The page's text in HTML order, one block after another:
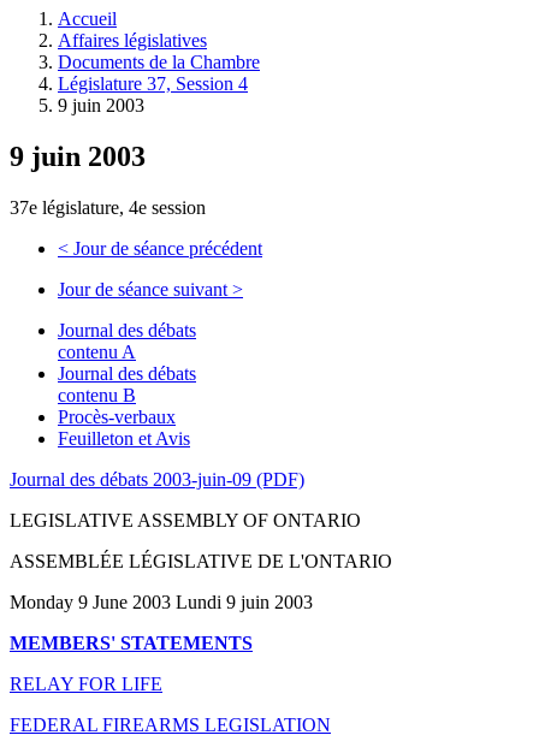
législative.
Accueil
Affaires législatives
Documents de la Chambre
Législature 37, Session 4
9 juin 2003
9 juin 2003
37e législature, 4e session
< Jour de séance précédent
Jour de séance suivant >
Journal des débats
contenu A
Journal des débats
contenu B
Procès-verbaux
Feuilleton et Avis
Journal des débats 2003-juin-09 (PDF)
LEGISLATIVE ASSEMBLY OF ONTARIO
ASSEMBLÉE LÉGISLATIVE DE L'ONTARIO
Monday 9 June 2003 Lundi 9 juin 2003
MEMBERS' STATEMENTS
RELAY FOR LIFE
FEDERAL FIREARMS LEGISLATION